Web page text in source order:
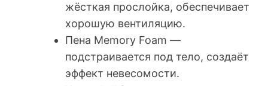
жёсткая прослойка, обеспечивает
хорошую вентиляцию.
Пена Memory Foam —
подстраивается под тело, создаёт
эффект невесомости.